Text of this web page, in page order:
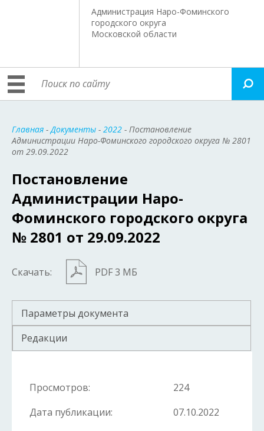
Администрация Наро-Фоминского
городского округа
Московской области
Главная -Документы - 2022 - Постановление
Администрации Наро-Фоминского городского округа № 2801
от 29.09.2022
Постановление
Администрации Наро-
Фоминского городского округа
№ 2801 от 29.09.2022
Скачать: PDF 3 МБ
Параметры документа
Редакции
Просмотров:
224
Дата публикации:
07.10.2022